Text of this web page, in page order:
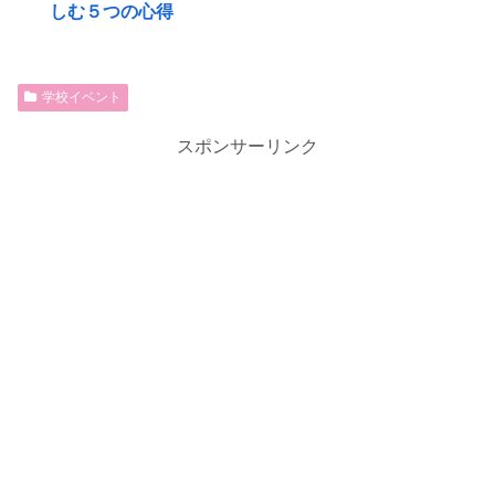
しむ５つの心得
学校イベント
スポンサーリンク